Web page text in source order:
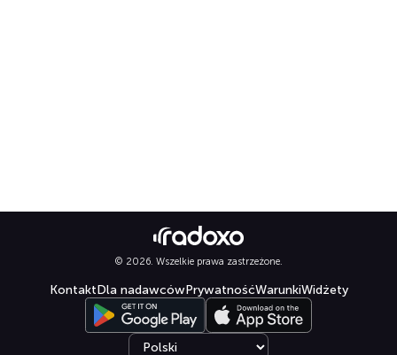
© 2026. Wszelkie prawa zastrzeżone.
KontaktDla nadawcówPrywatnośćWarunkiWidżety
Select language